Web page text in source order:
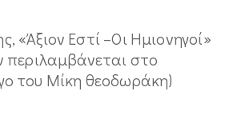
«Άξιον Εστί –Οι Ημιονηγοί»
περιλαμβάνεται στο
του Μίκη θεοδωράκη)